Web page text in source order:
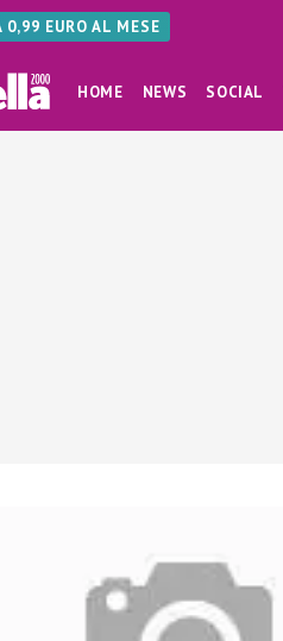
EURO AL MESE
HOME NEWS SOCIAL